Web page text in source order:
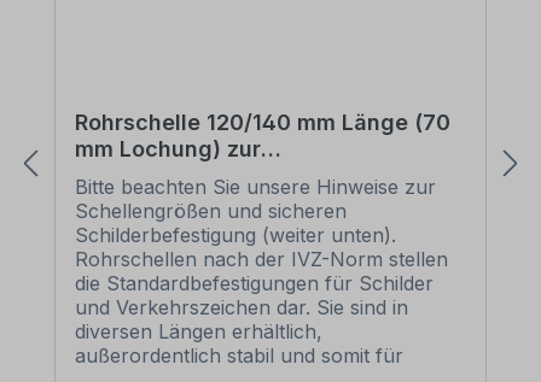
Rohrschelle 120/140 mm Länge (70
mm Lochung) zur
Schilderbefestigung
Bitte beachten Sie unsere Hinweise zur
Schellengrößen und sicheren
Schilderbefestigung (weiter unten).
Rohrschellen nach der IVZ-Norm stellen
die Standardbefestigungen für Schilder
und Verkehrszeichen dar. Sie sind in
diversen Längen erhältlich,
außerordentlich stabil und somit für